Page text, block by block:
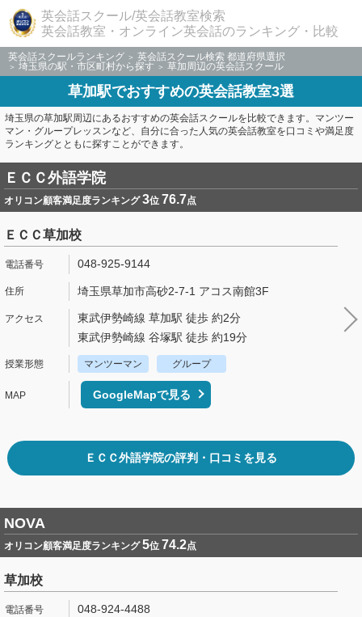
英会話スクール/英会話教室検索
英会話教室・オンライン英会話のランキング・比較
英会話スクールランキング
英会話スクール検索 都道府県選択
埼玉県の駅・市区町村から探す
草加周辺の英会話スクール
草加駅でおすすめの英会話教室3選
埼玉県の草加駅周辺にあるおすすめの英会話スクールを比較できます。マンツー
マン・グループレッスンなど、自分に合った人気の英会話教室を口コミや満足度
ランキングとともに探すことができます。
ＥＣＣ外語学院
オリコン顧客満足度ランキング3位 76.7点
ＥＣＣ草加校
048-925-9144
埼玉県草加市高砂2-7-1 アコス南館3F
東武伊勢崎線 草加駅 徒歩 約2分
東武伊勢崎線 谷塚駅 徒歩 約19分
マンツーマン グループ
GoogleMapで見る
ＥＣＣ外語学院の評判・口コミを見る
NOVA
オリコン顧客満足度ランキング5位 74.2点
草加校
048-924-4488